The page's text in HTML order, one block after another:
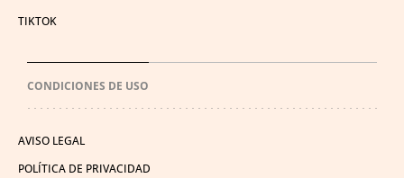
TIKTOK
CONDICIONES DE USO
AVISO LEGAL
POLÍTICA DE PRIVACIDAD